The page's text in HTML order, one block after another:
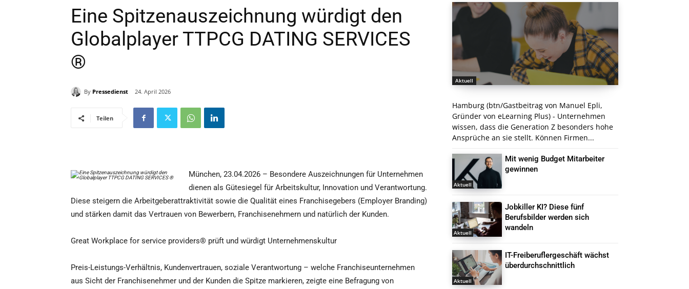
Eine Spitzenauszeichnung würdigt den
Globalplayer TTPCG DATING SERVICES
®
By Pressedienst 24. April 2026
Teilen
München, 23.04.2026 – Besondere Auszeichnungen für Unternehmen
dienen als Gütesiegel für Arbeitskultur, Innovation und Verantwortung.
Diese steigern die Arbeitgeberattraktivität sowie die Qualität eines Franchisegebers (Employer Branding)
und stärken damit das Vertrauen von Bewerbern, Franchisenehmern und natürlich der Kunden.
Great Workplace for service providers® prüft und würdigt Unternehmenskultur
Preis-Leistungs-Verhältnis, Kundenvertrauen, soziale Verantwortung – welche Franchiseunternehmen
aus Sicht der Franchisenehmer und der Kunden die Spitze markieren, zeigte eine Befragung von
Aktuell
Hamburg (btn/Gastbeitrag von Manuel Epli,
Gründer von eLearning Plus) - Unternehmen
wissen, dass die Generation Z besonders hohe
Ansprüche an sie stellt. Können Firmen...
Aktuell
Mit wenig Budget Mitarbeiter
gewinnen
Aktuell
Jobkiller KI? Diese fünf
Berufsbilder werden sich
wandeln
Aktuell
IT-Freiberuflergeschäft wächst
überdurchschnittlich